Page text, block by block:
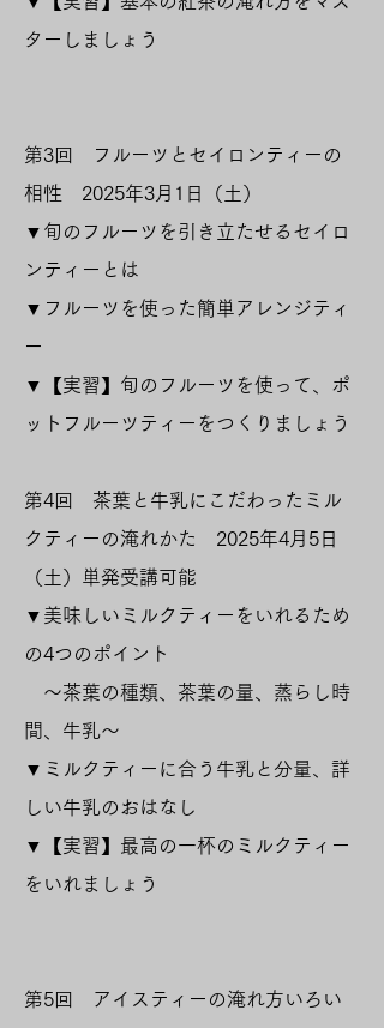
ターしましょう
第3回 フルーツとセイロンティーの
相性 2025年3月1日（土）
▼旬のフルーツを引き立たせるセイロ
ンティーとは
▼フルーツを使った簡単アレンジティ
ー
▼【実習】旬のフルーツを使って、ポ
ットフルーツティーをつくりましょう
​第4回 茶葉と牛乳にこだわったミル
クティーの淹れかた 2025年4月5日
（土）
単発受講可能
▼美味しいミルクティーをいれるため
の4つのポイント
～茶葉の種類、茶葉の量、蒸らし時
間、牛乳～
▼ミルクティーに合う牛乳と分量、詳
しい牛乳のおはなし
▼【実習】最高の一杯のミルクティー
をいれましょう
第5回 アイスティーの淹れ方いろい